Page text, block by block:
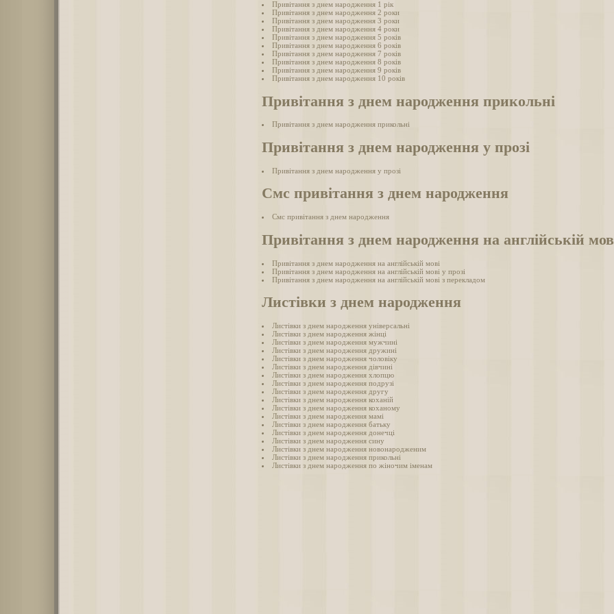
Привітання з днем народження 1 рік
Привітання з днем народження 2 роки
Привітання з днем народження 3 роки
Привітання з днем народження 4 роки
Привітання з днем народження 5 років
Привітання з днем народження 6 років
Привітання з днем народження 7 років
Привітання з днем народження 8 років
Привітання з днем народження 9 років
Привітання з днем народження 10 років
Привітання з днем народження прикольні
Привітання з днем народження прикольні
Привітання з днем народження у прозі
Привітання з днем народження у прозі
Смс привітання з днем народження
Смс привітання з днем народження
Привітання з днем народження на англійській
Привітання з днем народження на англійській мові
Привітання з днем народження на англійській мові у прозі
Привітання з днем народження на англійській мові з перекладом
Листівки з днем народження
Листівки з днем народження універсальні
Листівки з днем народження жінці
Листівки з днем народження мужчині
Листівки з днем народження дружині
Листівки з днем народження чоловіку
Листівки з днем народження дівчині
Листівки з днем народження хлопцю
Листівки з днем народження подрузі
Листівки з днем народження другу
Листівки з днем народження коханій
Листівки з днем народження коханому
Листівки з днем народження мамі
Листівки з днем народження батьку
Листівки з днем народження донечці
Листівки з днем народження сину
Листівки з днем народження новонародженим
Листівки з днем народження прикольні
Листівки з днем народження по жіночим іменам